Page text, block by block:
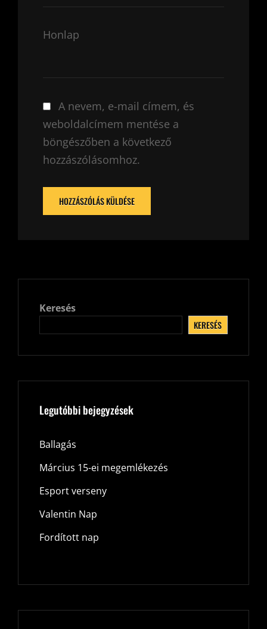
Honlap
A nevem, e-mail címem, és
weboldalcímem mentése a
böngészőben a következő
hozzászólásomhoz.
Keresés
KERESÉS
Legutóbbi bejegyzések
Ballagás
Március 15-ei megemlékezés
Esport verseny
Valentin Nap
Fordított nap